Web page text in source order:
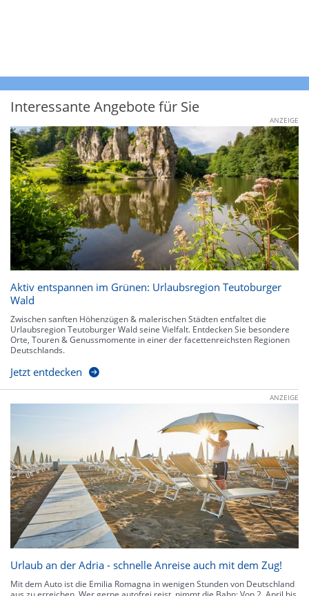
Interessante Angebote für Sie
ANZEIGE
Aktiv entspannen im Grünen: Urlaubsregion Teutoburger
Wald
Zwischen sanften Höhenzügen & malerischen Städten entfaltet die
Urlaubsregion Teutoburger Wald seine Vielfalt. Entdecken Sie besondere
Orte, Touren & Genussmomente in einer der facettenreichsten Regionen
Deutschlands.
Jetzt entdecken
ANZEIGE
Urlaub an der Adria - schnelle Anreise auch mit dem Zug!
Mit dem Auto ist die Emilia Romagna in wenigen Stunden von Deutschland